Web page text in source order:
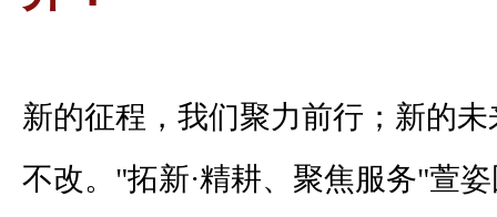
新的征程，我们聚力前行；新的
不改。"拓新·精耕、聚焦服务"萱